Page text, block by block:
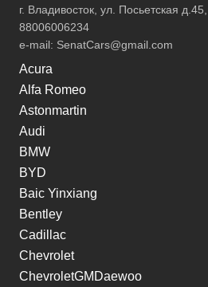
г. Владивосток, ул. Посьетская
88006006234
e-mail: SenatCars@gmail.com
Acura
Alfa Romeo
Astonmartin
Audi
BMW
BYD
Baic Yinxiang
Bentley
Cadillac
Chevrolet
ChevroletGMDaewoo